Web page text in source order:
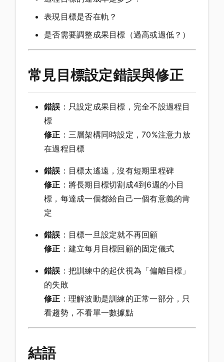
表現目標是否在軌？
是否需要調整成果目標（過高或過低？）
常見目標設定錯誤與修正
錯誤 ：只設定成果目標，完全不設過程目
標
修正 ：三層架構同時設定，70%注意力放
在過程目標
錯誤 ：目標太遙遠，沒有短期里程碑
修正 ：將長期目標切割成4到6週的小目
標，每達成一個都給自己一個有意義的肯
定
錯誤 ：目標一旦設定就不再回顧
修正 ：建立每月目標回顧的固定儀式
錯誤 ：把訓練中的起伏視為「偏離目標」
的失敗
修正 ：理解波動是訓練的正常一部分，只
看趨勢，不看單一數據點
結語